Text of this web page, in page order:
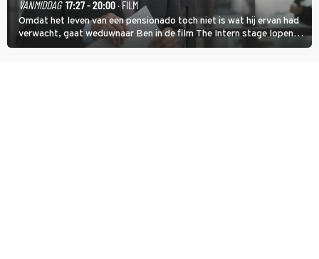
VANMIDDAG 17:27 - 20:00· FILM
Omdat het leven van een pensionado toch niet is wat hij ervan had
verwacht, gaat weduwnaar Ben in de film The Intern stage lopen
bij de hippe webwinkel van Jules, wat een gouden zet blijkt te zijn.